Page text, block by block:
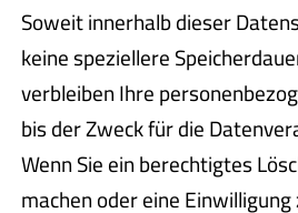
Soweit innerhalb dieser
keine speziellere
verbleiben Ihre
bis der Zweck für die
Wenn Sie ein berechtigtes
machen oder eine